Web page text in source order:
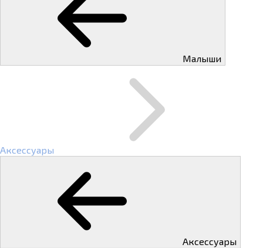
Малыши
Аксессуары
Аксессуары